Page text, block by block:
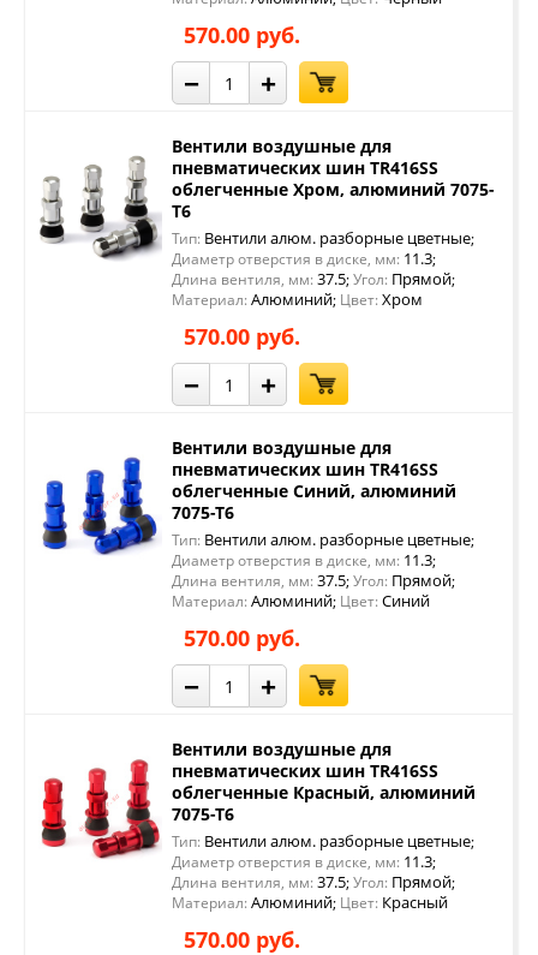
570.00 руб.
− +
Вентили воздушные для
пневматических шин TR416SS
облегченные Хром, алюминий 7075-
Т6
Тип: Вентили алюм. разборные цветные;
Диаметр отверстия в диске, мм: 11.3;
Длина вентиля, мм: 37.5;Угол: Прямой;
Материал: Алюминий; Цвет: Хром
570.00 руб.
− +
Вентили воздушные для
пневматических шин TR416SS
облегченные Синий, алюминий
7075-Т6
Тип: Вентили алюм. разборные цветные;
Диаметр отверстия в диске, мм: 11.3;
Длина вентиля, мм: 37.5;Угол: Прямой;
Материал: Алюминий; Цвет: Синий
570.00 руб.
− +
Вентили воздушные для
пневматических шин TR416SS
облегченные Красный, алюминий
7075-Т6
Тип: Вентили алюм. разборные цветные;
Диаметр отверстия в диске, мм: 11.3;
Длина вентиля, мм: 37.5;Угол: Прямой;
Материал: Алюминий; Цвет: Красный
570.00 руб.